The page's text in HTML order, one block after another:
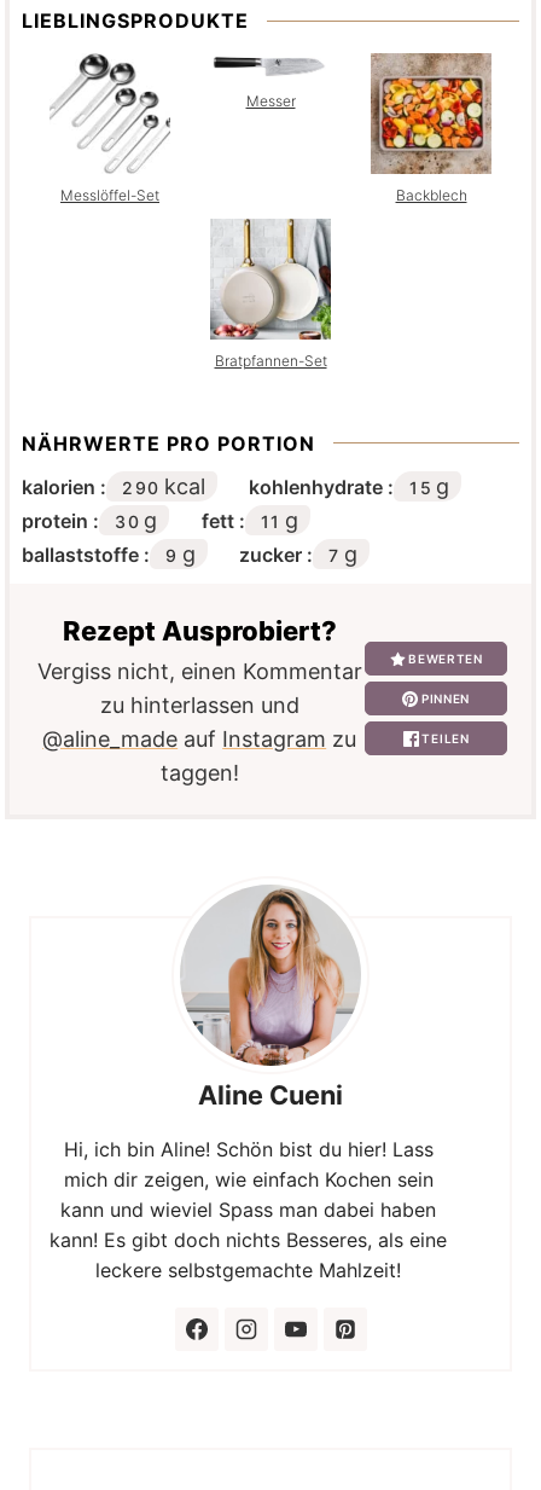
LIEBLINGSPRODUKTE
Messlöffel-Set
Messer
Backblech
Bratpfannen-Set
NÄHRWERTE PRO PORTION
kalorien :
290 kcal kohlenhydrate : 15 g
protein : 30 g fett : 11 g
ballaststoffe : 9 g zucker : 7 g
Rezept Ausprobiert?
Vergiss nicht, einen Kommentar
zu hinterlassen und
@aline_made auf Instagram zu
taggen!
BEWERTEN
PINNEN
TEILEN
Aline Cueni
Hi, ich bin Aline! Schön bist du hier! Lass
mich dir zeigen, wie einfach Kochen sein
kann und wieviel Spass man dabei haben
kann! Es gibt doch nichts Besseres, als eine
leckere selbstgemachte Mahlzeit!